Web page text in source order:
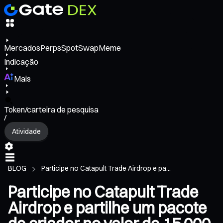
MercadosPerpsSpotSwapMeme
Indicação
Mais
Token/carteira de pesquisa
/
Atividade
BLOG Participe no Catapult Trade Airdrop e pa...
Participe no Catapult Trade
Airdrop e partilhe um pacote